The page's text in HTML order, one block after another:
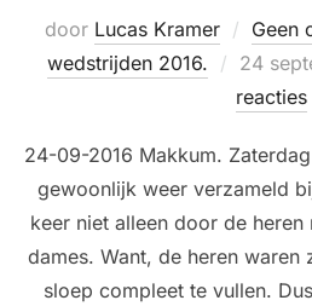
door Lucas Kramer Geen
wedstrijden 2016.
op
24
reacties
24-09-2016 Makkum.
gewoonlijk weer verzameld
keer niet alleen door de
dames. Want, de heren waren
sloep compleet te vullen.